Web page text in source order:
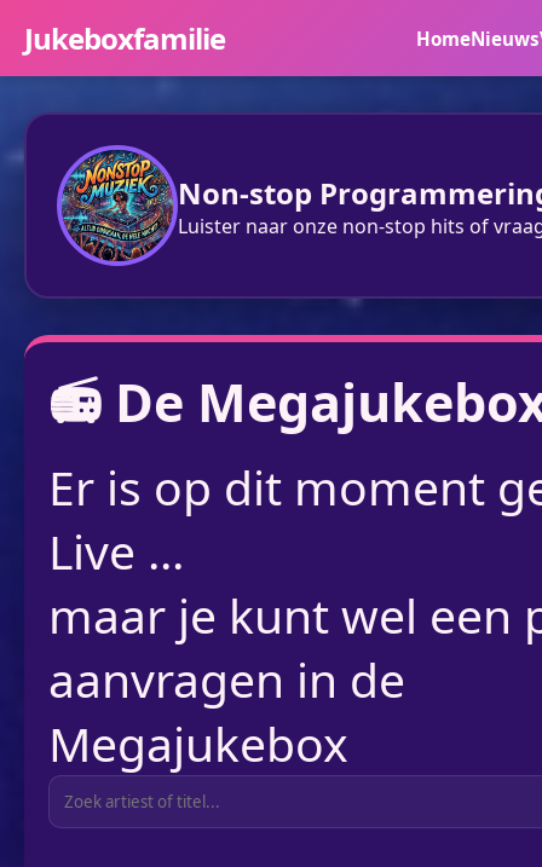
Jukeboxfamilie HomeNieuws
Non-stop
Luister naar onze non-stop hits of
📻 De
Er is op dit moment
Live ...
maar je kunt wel een
aanvragen in de
Megajukebox